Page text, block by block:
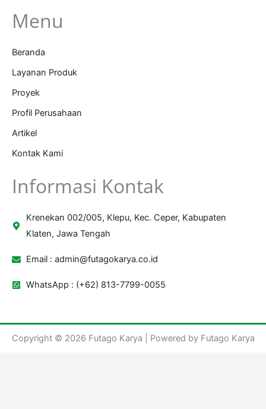
Menu
Beranda
Layanan Produk
Proyek
Profil Perusahaan
Artikel
Kontak Kami
Informasi Kontak
Krenekan 002/005, Klepu, Kec. Ceper, Kabupaten
Klaten, Jawa Tengah
Email :admin@futagokarya.co.id
WhatsApp : (+62) 813-7799-0055
Copyright © 2026 Futago Karya | Powered by Futago Karya